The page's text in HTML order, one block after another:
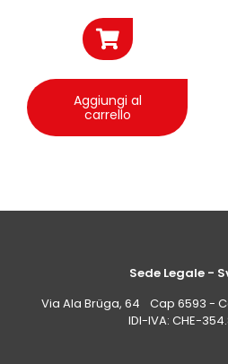
Aggiungi al
carrello
Sede Legale -
Via Ala Brüga, 64 Cap 6593 -
IDI-IVA: CHE-